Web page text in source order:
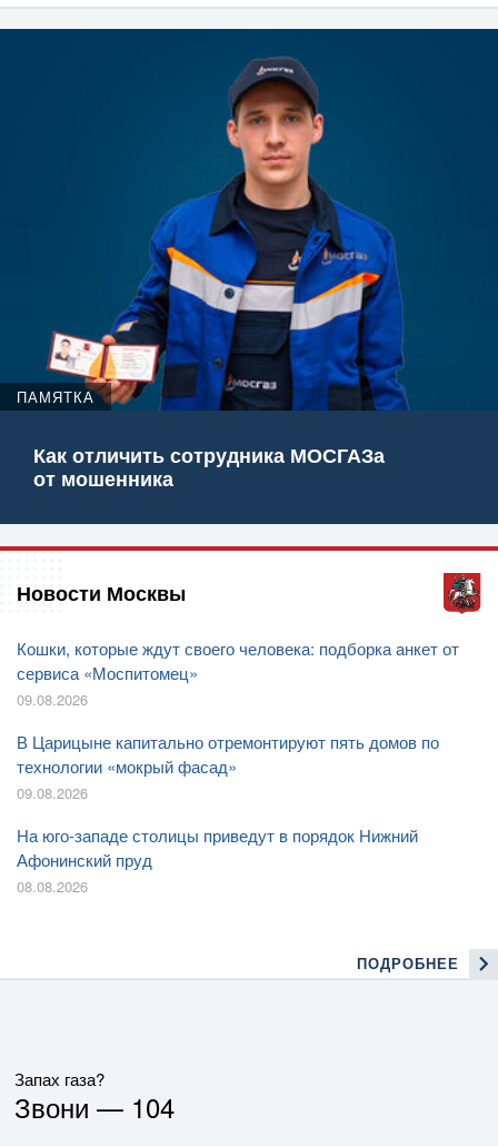
ПАМЯТКА
Как отличить сотрудника МОСГАЗа
от мошенника
Новости Москвы
Кошки, которые ждут своего человека: подборка анкет от
сервиса «Моспитомец»
09.08.2026
В Царицыне капитально отремонтируют пять домов по
технологии «мокрый фасад»
09.08.2026
На юго-западе столицы приведут в порядок Нижний
Афонинский пруд
08.08.2026
ПОДРОБНЕЕ
Запах газа?
Звони — 104